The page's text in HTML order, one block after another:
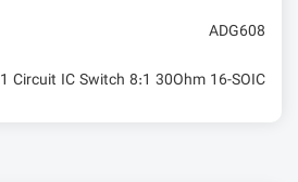
ADG608
1 Circuit IC Switch 8:1 30Ohm 16-SOIC